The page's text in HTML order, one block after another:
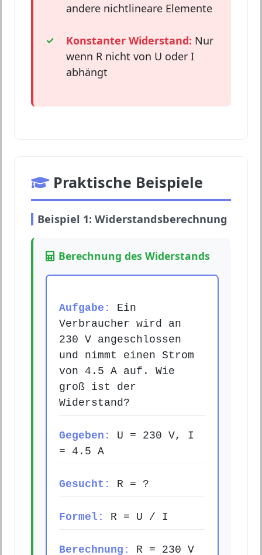
andere nichtlineare Elemente
Konstanter Widerstand: Nur
wenn R nicht von U oder I
abhängt
Praktische Beispiele
Beispiel 1: Widerstandsberechnung
Berechnung des Widerstands
Aufgabe:
Ein
Verbraucher wird an
230 V angeschlossen
und nimmt einen Strom
von 4.5 A auf. Wie
groß ist der
Widerstand?
Gegeben:
U = 230 V, I
= 4.5 A
Gesucht: R = ?
Formel: R = U / I
Berechnung:
R = 230 V